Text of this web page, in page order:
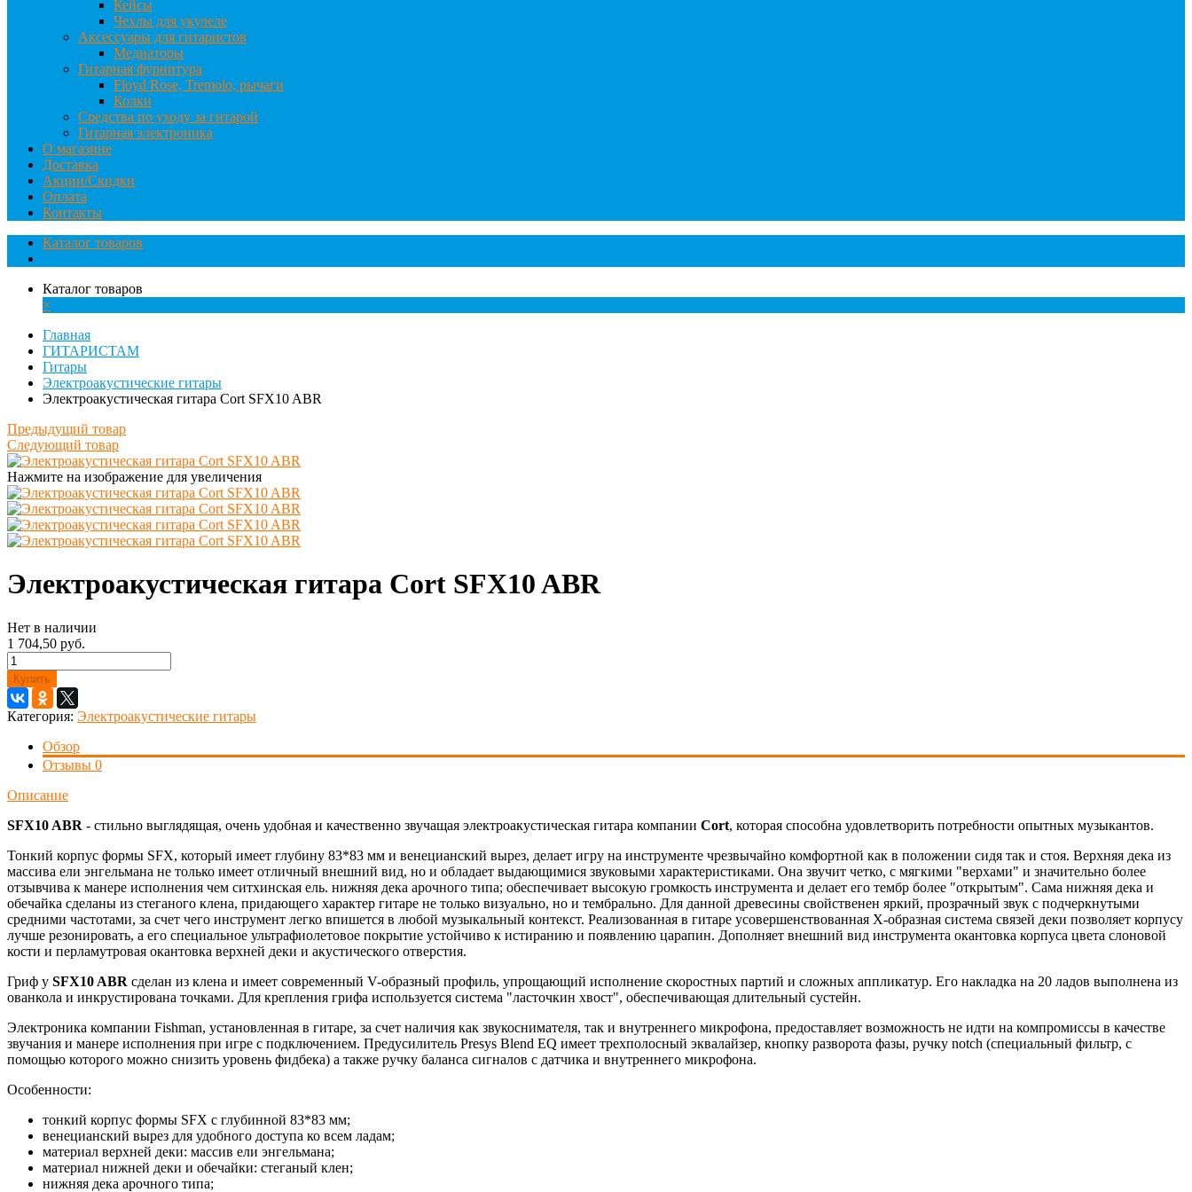
Кейсы
Чехлы для укулеле
Аксессуары для гитаристов
Медиаторы
Гитарная фурнитура
Floyd Rose, Tremolo, рычаги
Колки
Средства по уходу за гитарой
Гитарная электроника
О магазине
Доставка
Акции/Скидки
Оплата
Контакты
Каталог товаров
Каталог товаров
×
Главная
ГИТАРИСТАМ
Гитары
Электроакустические гитары
Электроакустическая гитара Cort SFX10 ABR
Предыдущий товар
Следующий товар
Нажмите на изображение для увеличения
Электроакустическая гитара Cort SFX10 ABR
Нет в наличии
1 704,50 руб.
Купить
Категория: Электроакустические гитары
Обзор
Отзывы 0
Описание
SFX10 ABR - стильно выглядящая, очень удобная и качественно звучащая электроакустическая гитара компании Cort, которая способна удовлетворить потребности опытных музыкантов.
Тонкий корпус формы SFX, который имеет глубину 83*83 мм и венецианский вырез, делает игру на инструменте чрезвычайно комфортной как в положении сидя так и стоя. Верхняя дека из
массива ели энгельмана не только имеет отличный внешний вид, но и обладает выдающимися звуковыми характеристиками. Она звучит четко, с мягкими "верхами" и значительно более
отзывчива к манере исполнения чем ситхинская ель. нижняя дека арочного типа; обеспечивает высокую громкость инструмента и делает его тембр более "открытым". Сама нижняя дека и
обечайка сделаны из стеганого клена, придающего характер гитаре не только визуально, но и тембрально. Для данной древесины свойственен яркий, прозрачный звук с подчеркнутыми
средними частотами, за счет чего инструмент легко впишется в любой музыкальный контекст. Реализованная в гитаре усовершенствованная X-образная система связей деки позволяет корпусу
лучше резонировать, а его специальное ультрафиолетовое покрытие устойчиво к истиранию и появлению царапин. Дополняет внешний вид инструмента окантовка корпуса цвета слоновой
кости и перламутровая окантовка верхней деки и акустического отверстия.
Гриф у SFX10 ABR сделан из клена и имеет современный V-образный профиль, упрощающий исполнение скоростных партий и сложных аппликатур. Его накладка на 20 ладов выполнена из
ованкола и инкрустирована точками. Для крепления грифа используется система "ласточкин хвост", обеспечивающая длительный сустейн.
Электроника компании Fishman, установленная в гитаре, за счет наличия как звукоснимателя, так и внутреннего микрофона, предоставляет возможность не идти на компромиссы в качестве
звучания и манере исполнения при игре с подключением. Предусилитель Presys Blend EQ имеет трехполосный эквалайзер, кнопку разворота фазы, ручку notch (специальный фильтр, с
помощью которого можно снизить уровень фидбека) а также ручку баланса сигналов с датчика и внутреннего микрофона.
Особенности:
тонкий корпус формы SFX с глубинной 83*83 мм;
венецианский вырез для удобного доступа ко всем ладам;
материал верхней деки: массив ели энгельмана;
материал нижней деки и обечайки: стеганый клен;
нижняя дека арочного типа;